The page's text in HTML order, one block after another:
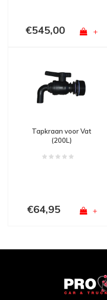
€545,00 +
Tapkraan voor Vat
(200L)
€64,95 +